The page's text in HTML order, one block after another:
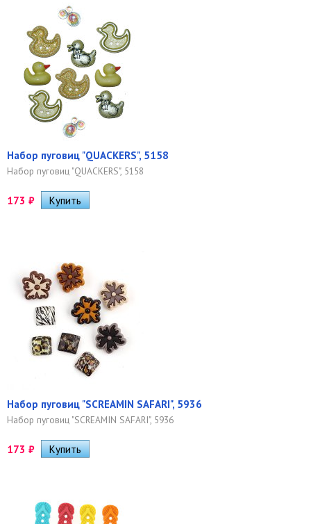
Набор пуговиц "QUACKERS", 5158
Набор пуговиц "QUACKERS", 5158
173 ₽
Набор пуговиц "SCREAMIN SAFARI", 5936
Набор пуговиц "SCREAMIN SAFARI", 5936
173 ₽